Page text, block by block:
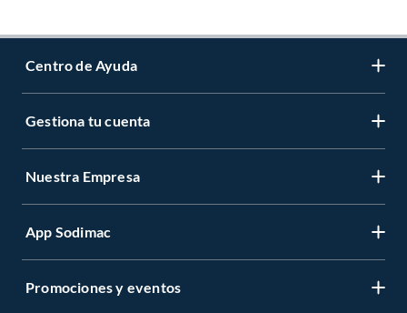
Centro de Ayuda
Servicio al Cliente
Venta a empresas
Gestiona tu cuenta
Gestiona tu cuenta
Recuperar mi Contraseña
Nuestra Empresa
Nuestras tiendas
App Sodimac
App Store IOS
Promociones y eventos